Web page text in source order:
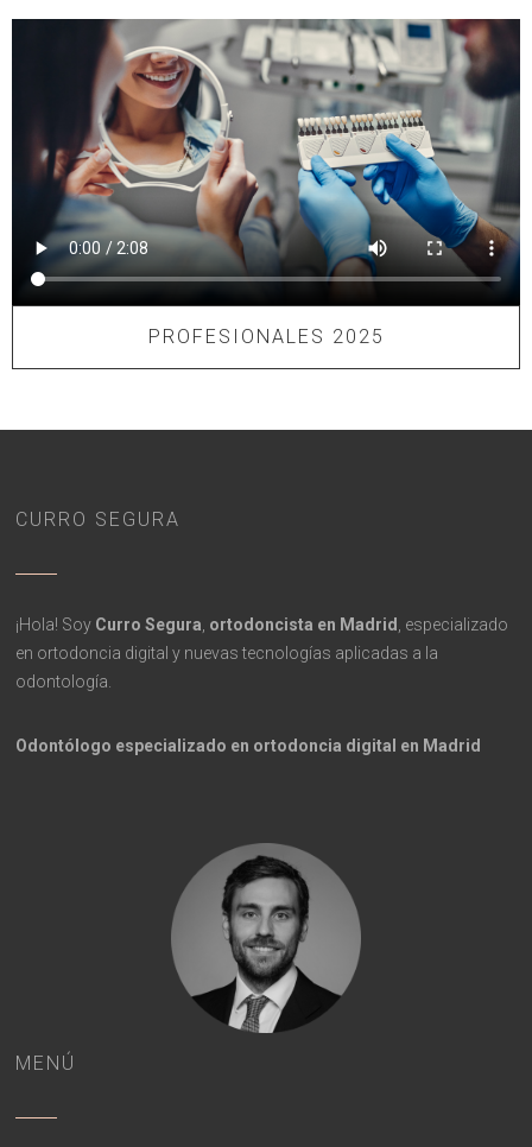
PROFESIONALES 2025​​
CURRO SEGURA
¡Hola! Soy Curro Segura ortodoncista en Madrid , especializado
en ortodoncia digital y nuevas tecnologías aplicadas a la
odontología.
Odontólogo especializado en ortodoncia digital en Madrid
MENÚ